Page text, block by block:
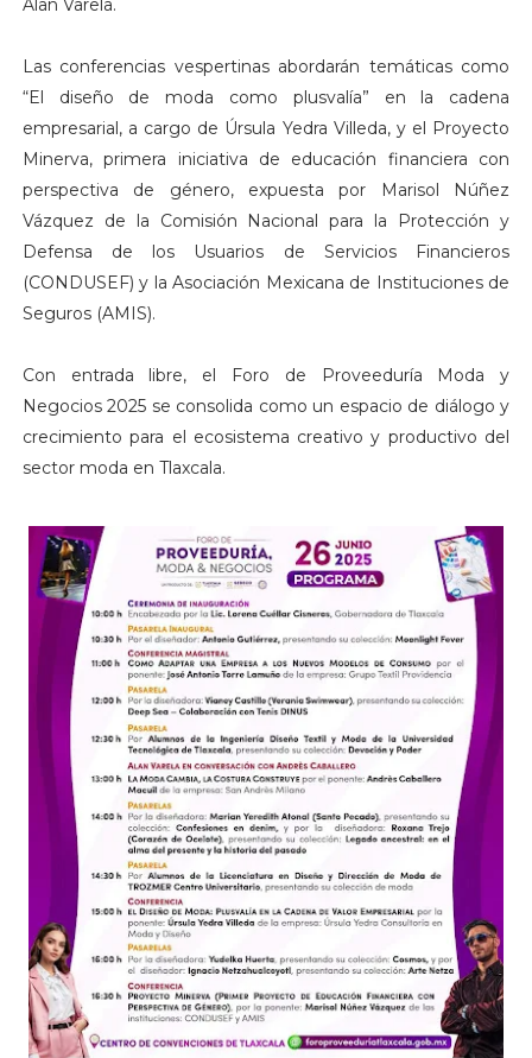
Alan Varela.
Las conferencias vespertinas abordarán temáticas como
“El diseño de moda como plusvalía” en la cadena
empresarial, a cargo de Úrsula Yedra Villeda, y el Proyecto
Minerva, primera iniciativa de educación financiera con
perspectiva de género, expuesta por Marisol Núñez
Vázquez de la Comisión Nacional para la Protección y
Defensa de los Usuarios de Servicios Financieros
(CONDUSEF) y la Asociación Mexicana de Instituciones de
Seguros (AMIS).
Con entrada libre, el Foro de Proveeduría Moda y
Negocios 2025 se consolida como un espacio de diálogo y
crecimiento para el ecosistema creativo y productivo del
sector moda en Tlaxcala.